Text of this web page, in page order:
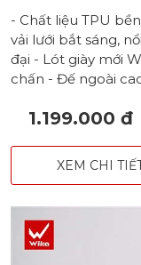
- Chất liệu TPU
vải lưới bắt sáng,
đại - Lót giày mới
chấn - Đế ngoài
Form chắc chắn
1.199.000 đ
XEM CHI